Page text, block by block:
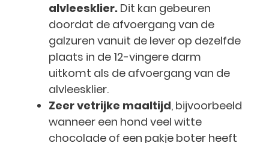
alvleesklier. Dit kan gebeuren
doordat de afvoergang van de
galzuren vanuit de lever op dezelfde
plaats in de 12-vingere darm
uitkomt als de afvoergang van de
alvleesklier.
Zeer vetrijke maaltijd, bijvoorbeeld
wanneer een hond veel witte
chocolade of een pakje boter heeft